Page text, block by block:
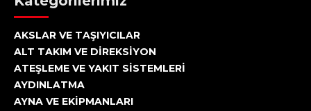
AKSLAR VE TAŞIYICILAR
ALT TAKIM VE DİREKSİYON
ATEŞLEME VE YAKIT SİSTEMLERİ
AYDINLATMA
AYNA VE EKİPMANLARI